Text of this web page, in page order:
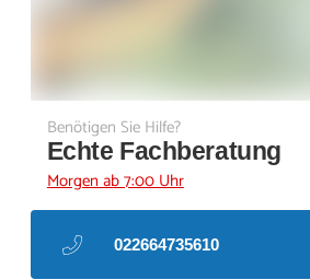
Benötigen Sie Hilfe?
Echte Fachberatung
Morgen ab 7:00 Uhr
022664735610